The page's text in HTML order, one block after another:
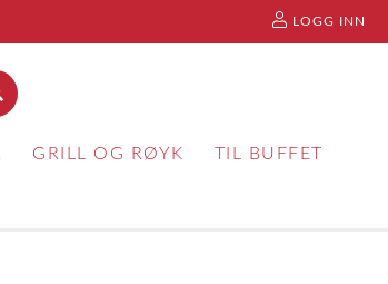
LOGG INN
GRILL OG RØYK TIL BUFFET